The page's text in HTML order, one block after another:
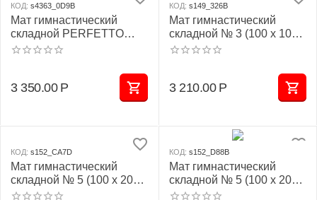
КОД: s4363_0D9B
Мат гимнастический
складной PERFETTO
SPORT № 3 (100 х 100 х
3 350.00 Р
КОД: s149_326B
Мат гимнастический
складной № 3 (100 х 100 х
10) см красно/жёлтый
3 210.00 Р
КОД: s152_CA7D
Мат гимнастический
складной № 5 (100 х 200 х
10) см бежевый
КОД: s152_D88B
Мат гимнастический
складной № 5 (100 х 200 х
10) см красно/жёлтый